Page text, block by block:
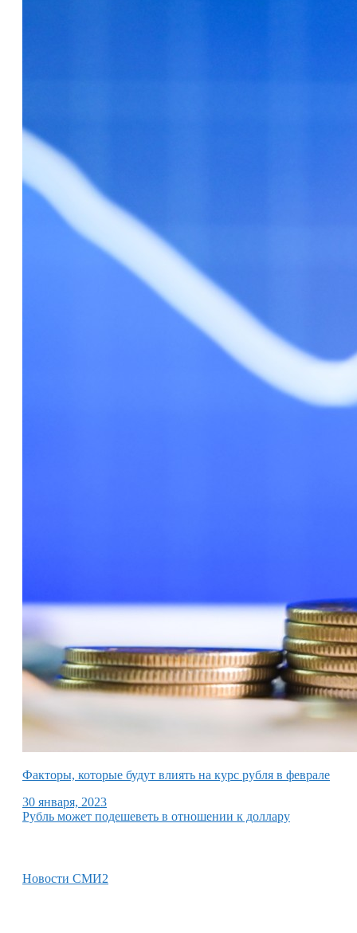
Факторы, которые будут влиять на курс рубля в феврале
30 января, 2023
Рубль может подешеветь в отношении к доллару
Новости СМИ2